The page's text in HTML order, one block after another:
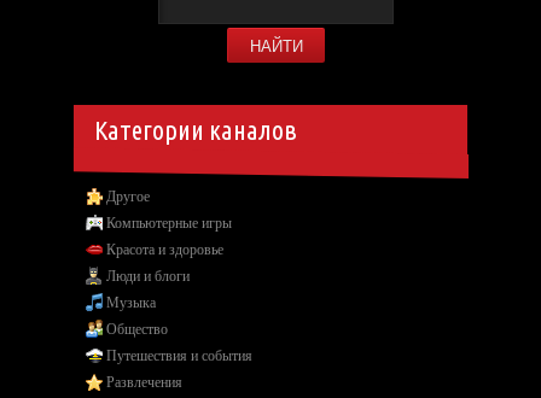
Категории каналов
Другое
Компьютерные игры
Красота и здоровье
Люди и блоги
Музыка
Общество
Путешествия и события
Развлечения